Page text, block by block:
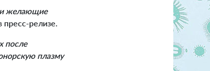
и желающие
пресс-релизе.
после
плазму